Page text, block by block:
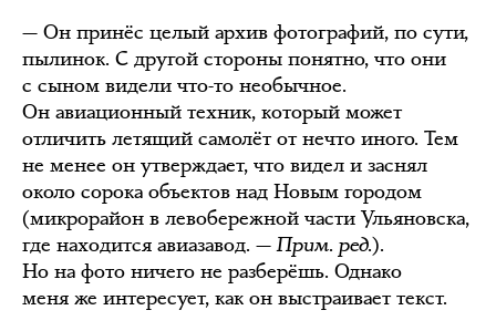
— Он принёс целый архив фотографий, по сути,
пылинок. С другой стороны понятно, что они
с сыном видели что-то необычное.
Он авиационный техник, который может
отличить летящий самолёт от нечто иного. Тем
не менее он утверждает, что видел и заснял
около сорока объектов над Новым городом
(микрорайон в левобережной части Ульяновска,
где находится авиазавод. —Прим. ред.).
Но на фото ничего не разберёшь. Однако
меня же интересует, как он выстраивает текст.